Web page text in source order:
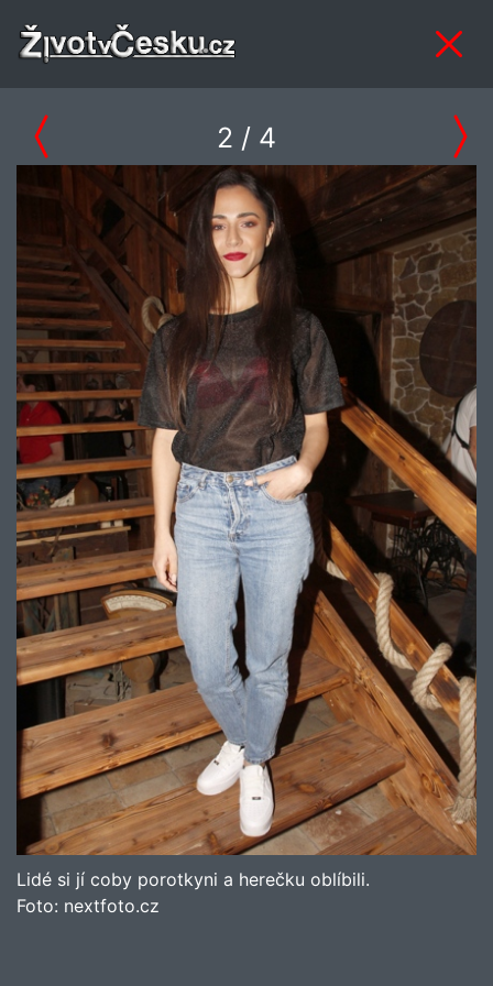
2 / 4
Lidé si jí coby porotkyni a herečku oblíbili.
Foto: nextfoto.cz